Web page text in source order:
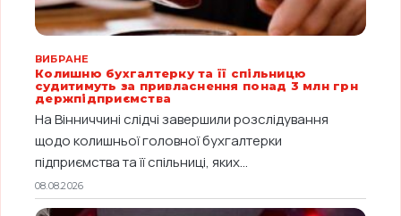
ВИБРАНЕ
Колишню бухгалтерку та її спільницю
судитимуть за привласнення понад 3 млн грн
держпідприємства
На Вінниччині слідчі завершили розслідування
щодо колишньої головної бухгалтерки
підприємства та її спільниці, яких...
08.08.2026